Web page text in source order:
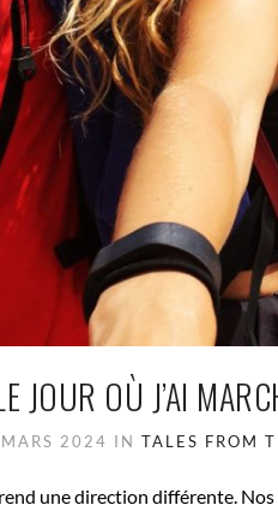
JOUR OÙ J’AI
2024 INTALES FROM
une direction différente.